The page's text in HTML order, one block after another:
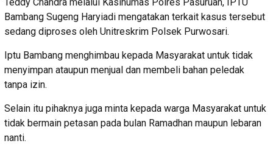
Bambang Sugeng Haryiadi mengatakan terkait kasus tersebut
sedang diproses oleh Unitreskrim Polsek Purwosari.
Iptu Bambang menghimbau kepada Masyarakat untuk tidak
menyimpan ataupun menjual dan membeli bahan peledak
tanpa izin.
Selain itu pihaknya juga minta kepada warga Masyarakat untuk
tidak bermain petasan pada bulan Ramadhan maupun lebaran
nanti.